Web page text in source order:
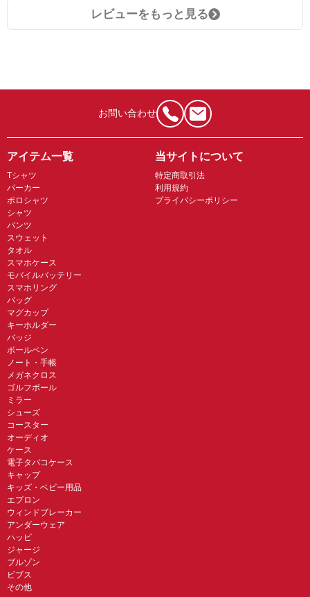
レビューをもっと見る
お問い合わせ
アイテム一覧
Tシャツ
パーカー
ポロシャツ
シャツ
パンツ
スウェット
タオル
スマホケース
モバイルバッテリー
スマホリング
バッグ
マグカップ
キーホルダー
バッジ
ボールペン
ノート・手帳
メガネクロス
ゴルフボール
ミラー
シューズ
コースター
オーディオ
ケース
電子タバコケース
キャップ
キッズ・ベビー用品
エプロン
ウィンドブレーカー
アンダーウェア
ハッピ
ジャージ
ブルゾン
ビブス
その他
当サイトについて
特定商取引法
利用規約
プライバシーポリシー